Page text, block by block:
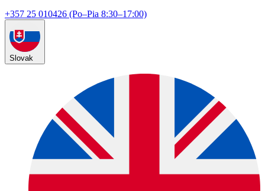
+357 25 010426 (Po–Pia 8:30–17:00)
Slovak